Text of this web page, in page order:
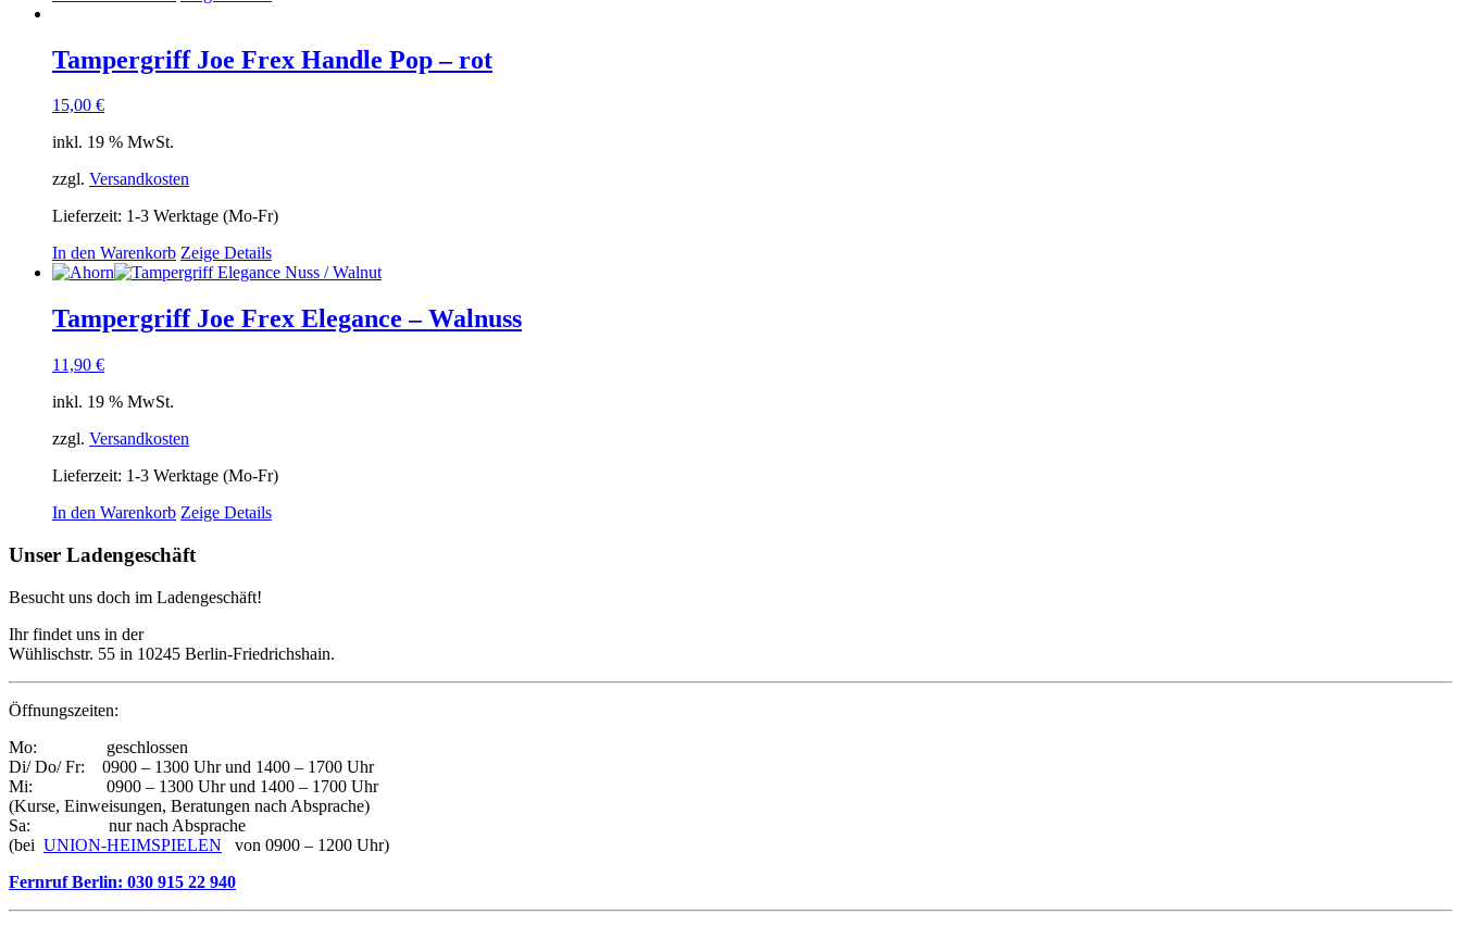
Tampergriff Joe Frex Handle Pop – rot
15,00 €
inkl. 19 % MwSt.
zzgl. Versandkosten
Lieferzeit: 1-3 Werktage (Mo-Fr)
In den Warenkorb Zeige Details
Tampergriff Joe Frex Elegance – Walnuss
11,90 €
inkl. 19 % MwSt.
zzgl. Versandkosten
Lieferzeit: 1-3 Werktage (Mo-Fr)
In den Warenkorb Zeige Details
Unser Ladengeschäft
Besucht uns doch im Ladengeschäft!
Ihr findet uns in der
Wühlischstr. 55 in 10245 Berlin-Friedrichshain.
Öffnungszeiten:
Mo: geschlossen
Di/ Do/ Fr: 0900 – 1300 Uhr und 1400 – 1700 Uhr
Mi: 0900 – 1300 Uhr und 1400 – 1700 Uhr
(Kurse, Einweisungen, Beratungen nach Absprache)
Sa: nur nach Absprache
(bei UNION-HEIMSPIELEN von 0900 – 1200 Uhr)
Fernruf Berlin: 030 915 22 940